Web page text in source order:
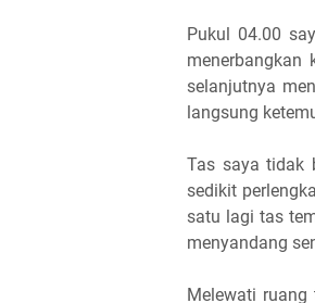
Pukul 04.00
menerbangkan
selanjutnya
langsung
Tas saya tidak
sedikit
satu lagi tas
menyandang
Melewati